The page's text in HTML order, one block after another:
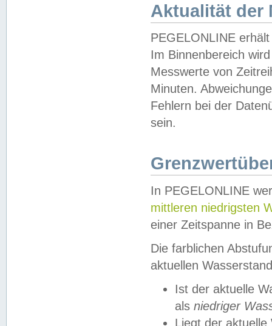
Aktualität der
PEGELONLINE
Im Binnenbereich
Messwerte von
Minuten.
Fehlern bei der
sein.
In PEGELONLINE
mittleren niedrigsten
einer Zeitspanne in
Die farblichen
aktuellen
Ist der aktuelle
als niedriger
Liegt der